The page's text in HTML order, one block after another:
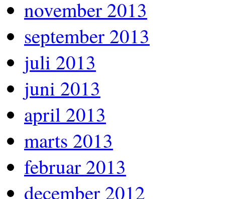
november 2013
september 2013
juli 2013
juni 2013
april 2013
marts 2013
februar 2013
december 2012